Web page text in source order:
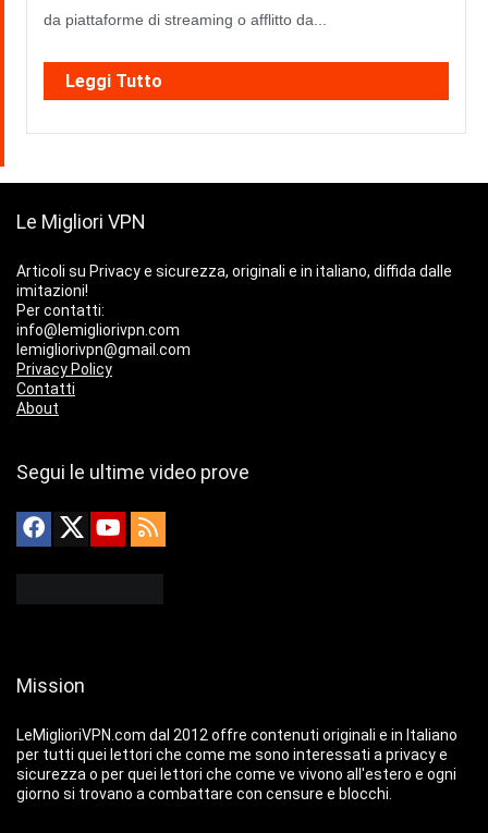
da piattaforme di streaming o afflitto da...
Leggi Tutto
Le Migliori VPN
Articoli su Privacy e sicurezza, originali e in italiano, diffida dalle
imitazioni!
Per contatti:
info@lemigliorivpn.com
lemigliorivpn@gmail.com
Privacy Policy
Contatti
About
Segui le ultime video prove
Mission
LeMiglioriVPN.com dal 2012 offre contenuti originali e in Italiano
per tutti quei lettori che come me sono interessati a privacy e
sicurezza o per quei lettori che come ve vivono all'estero e ogni
giorno si trovano a combattare con censure e blocchi.